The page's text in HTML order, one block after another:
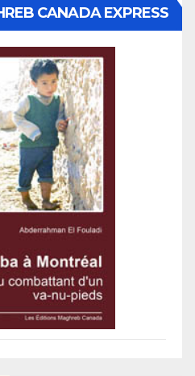
CANADA EXPRESS